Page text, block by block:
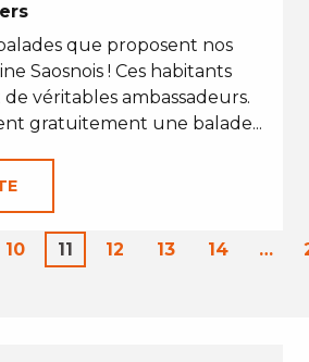
que proposent nos
Saosnois ! Ces habitants
de véritables ambassadeurs.
gratuitement une balade...
10 11 12 13 14 …